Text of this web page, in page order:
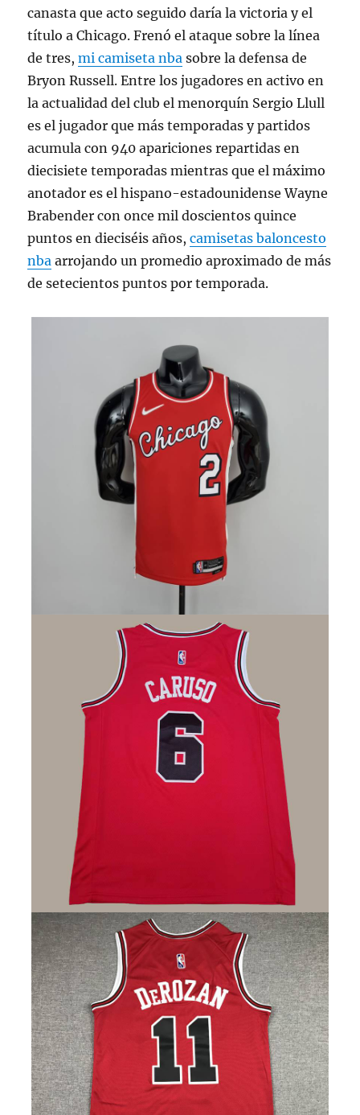
canasta que acto seguido daría la victoria y el
título a Chicago. Frenó el ataque sobre la línea
de tres,mi camiseta nba sobre la defensa de
Bryon Russell. Entre los jugadores en activo en
la actualidad del club el menorquín Sergio Llull
es el jugador que más temporadas y partidos
acumula con 940 apariciones repartidas en
diecisiete temporadas mientras que el máximo
anotador es el hispano-estadounidense Wayne
Brabender con once mil doscientos quince
puntos en dieciséis años,camisetas baloncesto
nba arrojando un promedio aproximado de más
de setecientos puntos por temporada.